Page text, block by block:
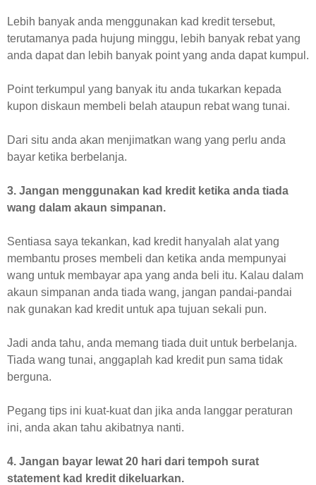
Lebih banyak anda menggunakan kad kredit tersebut,
terutamanya pada hujung minggu, lebih banyak rebat yang
anda dapat dan lebih banyak point yang anda dapat kumpul.
Point terkumpul yang banyak itu anda tukarkan kepada
kupon diskaun membeli belah ataupun rebat wang tunai.
Dari situ anda akan menjimatkan wang yang perlu anda
bayar ketika berbelanja.
3. Jangan menggunakan kad kredit ketika anda tiada
wang dalam akaun simpanan.
Sentiasa saya tekankan, kad kredit hanyalah alat yang
membantu proses membeli dan ketika anda mempunyai
wang untuk membayar apa yang anda beli itu. Kalau dalam
akaun simpanan anda tiada wang, jangan pandai-pandai
nak gunakan kad kredit untuk apa tujuan sekali pun.
Jadi anda tahu, anda memang tiada duit untuk berbelanja.
Tiada wang tunai, anggaplah kad kredit pun sama tidak
berguna.
Pegang tips ini kuat-kuat dan jika anda langgar peraturan
ini, anda akan tahu akibatnya nanti.
4. Jangan bayar lewat 20 hari dari tempoh surat
statement kad kredit dikeluarkan.